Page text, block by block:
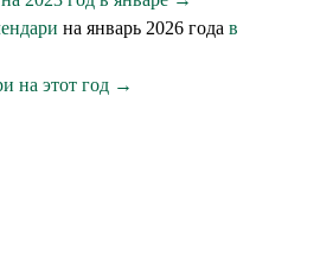
на январь 2026 года в
на этот год →